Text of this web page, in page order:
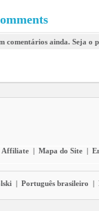
comentários ainda. Seja o
Affiliate | Mapa do Site |
| Português brasileiro |